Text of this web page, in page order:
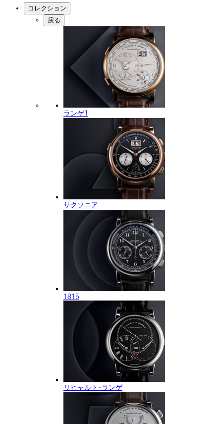
コレクション
戻る
ランゲ1
サクソニア
1815
リヒャルト･ランゲ